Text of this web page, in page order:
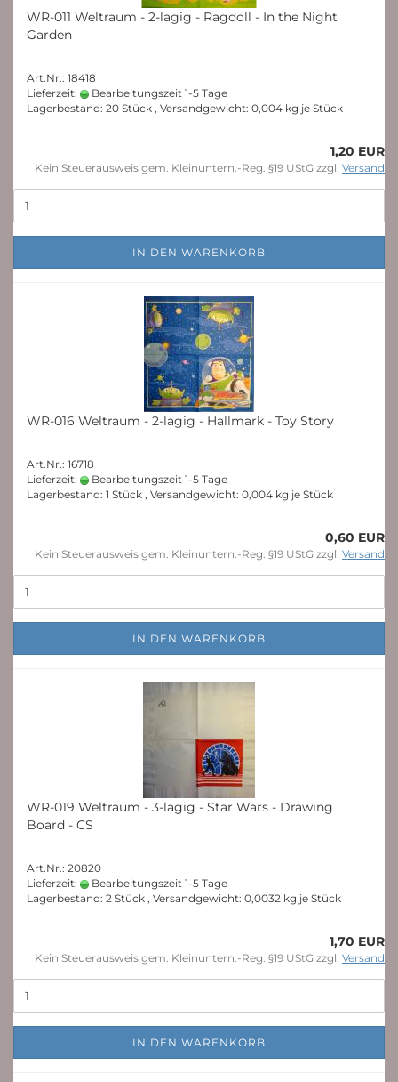
WR-011 Weltraum - 2-lagig - Ragdoll - In the Night
Garden
Art.Nr.: 18418
Lieferzeit:
Bearbeitungszeit 1-5 Tage
Lagerbestand: 20 Stück , Versandgewicht: 0,004 kg je Stück
1,20 EUR
Kein Steuerausweis gem. Kleinuntern.-Reg. §19 UStG zzgl. Versand
IN DEN WARENKORB
WR-016 Weltraum - 2-lagig - Hallmark - Toy Story
Art.Nr.: 16718
Lieferzeit:
Bearbeitungszeit 1-5 Tage
Lagerbestand: 1 Stück , Versandgewicht: 0,004 kg je Stück
0,60 EUR
Kein Steuerausweis gem. Kleinuntern.-Reg. §19 UStG zzgl. Versand
IN DEN WARENKORB
WR-019 Weltraum - 3-lagig - Star Wars - Drawing
Board - CS
Art.Nr.: 20820
Lieferzeit:
Bearbeitungszeit 1-5 Tage
Lagerbestand: 2 Stück , Versandgewicht: 0,0032 kg je Stück
1,70 EUR
Kein Steuerausweis gem. Kleinuntern.-Reg. §19 UStG zzgl. Versand
IN DEN WARENKORB